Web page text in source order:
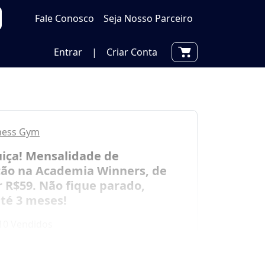
Fale Conosco Seja Nosso Parceiro
Entrar | Criar Conta
Gym
Mensalidade de
na Academia Winners, de
R$59. Não fique parado,
3 meses!